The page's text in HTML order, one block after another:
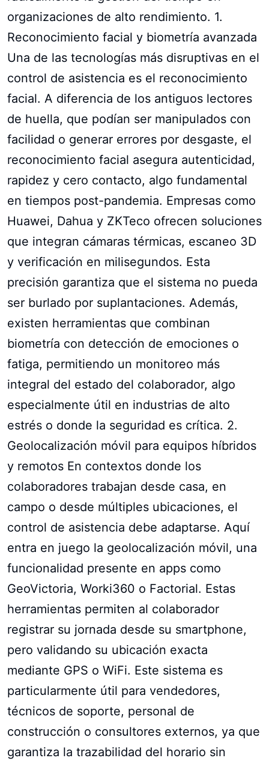
organizaciones de alto rendimiento. 1.
Reconocimiento facial y biometría avanzada
Una de las tecnologías más disruptivas en el
control de asistencia es el reconocimiento
facial. A diferencia de los antiguos lectores
de huella, que podían ser manipulados con
facilidad o generar errores por desgaste, el
reconocimiento facial asegura autenticidad,
rapidez y cero contacto, algo fundamental
en tiempos post-pandemia. Empresas como
Huawei, Dahua y ZKTeco ofrecen soluciones
que integran cámaras térmicas, escaneo 3D
y verificación en milisegundos. Esta
precisión garantiza que el sistema no pueda
ser burlado por suplantaciones. Además,
existen herramientas que combinan
biometría con detección de emociones o
fatiga, permitiendo un monitoreo más
integral del estado del colaborador, algo
especialmente útil en industrias de alto
estrés o donde la seguridad es crítica. 2.
Geolocalización móvil para equipos híbridos
y remotos En contextos donde los
colaboradores trabajan desde casa, en
campo o desde múltiples ubicaciones, el
control de asistencia debe adaptarse. Aquí
entra en juego la geolocalización móvil, una
funcionalidad presente en apps como
GeoVictoria, Worki360 o Factorial. Estas
herramientas permiten al colaborador
registrar su jornada desde su smartphone,
pero validando su ubicación exacta
mediante GPS o WiFi. Este sistema es
particularmente útil para vendedores,
técnicos de soporte, personal de
construcción o consultores externos, ya que
garantiza la trazabilidad del horario sin